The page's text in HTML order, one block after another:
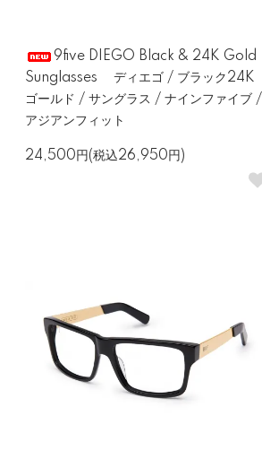
9five DIEGO Black & 24K Gold
Sunglasses ディエゴ / ブラック24K
ゴールド / サングラス / ナインファイブ /
アジアンフィット
24,500円(税込26,950円)